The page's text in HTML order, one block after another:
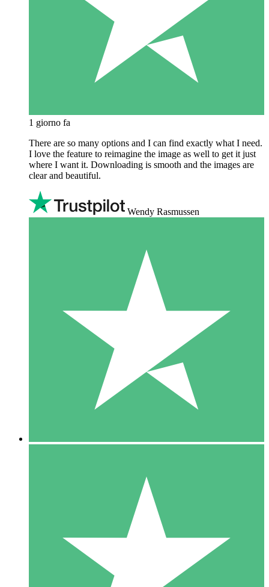
1 giorno fa
There are so many options and I can find exactly what I need.
I love the feature to reimagine the image as well to get it just
where I want it. Downloading is smooth and the images are
clear and beautiful.
Wendy Rasmussen